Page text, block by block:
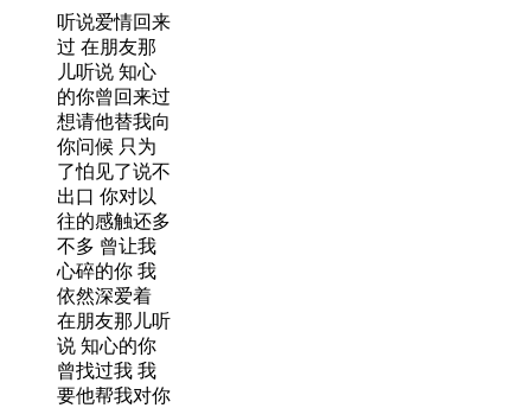
听说爱情回来
过 在朋友那
儿听说 知心
的你曾回来过
想请他替我向
你问候 只为
了怕见了说不
出口 你对以
往的感触还多
不多 曾让我
心碎的你 我
依然深爱着
在朋友那儿听
说 知心的你
曾找过我 我
要他帮我对你